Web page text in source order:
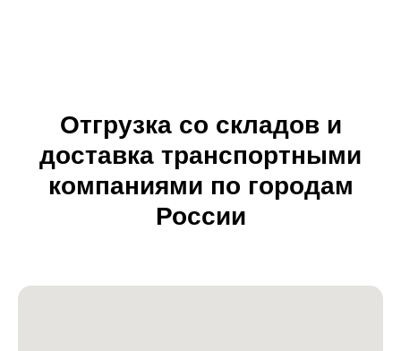
Отгрузка со складов и
доставка транспортными
компаниями по городам
России